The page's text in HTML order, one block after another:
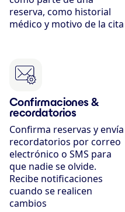
reserva, como historial
médico y motivo de la cita
Confirmaciones &
recordatorios
Confirma reservas y envía
recordatorios por correo
electrónico o SMS para
que nadie se olvide.
Recibe notificaciones
cuando se realicen
cambios